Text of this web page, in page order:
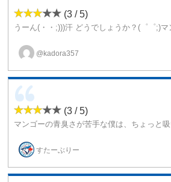
(3 / 5)
@kadora357
(3 / 5)
ここのメーカーはレベルが高いですが、今回はちょ
すたーぶりー